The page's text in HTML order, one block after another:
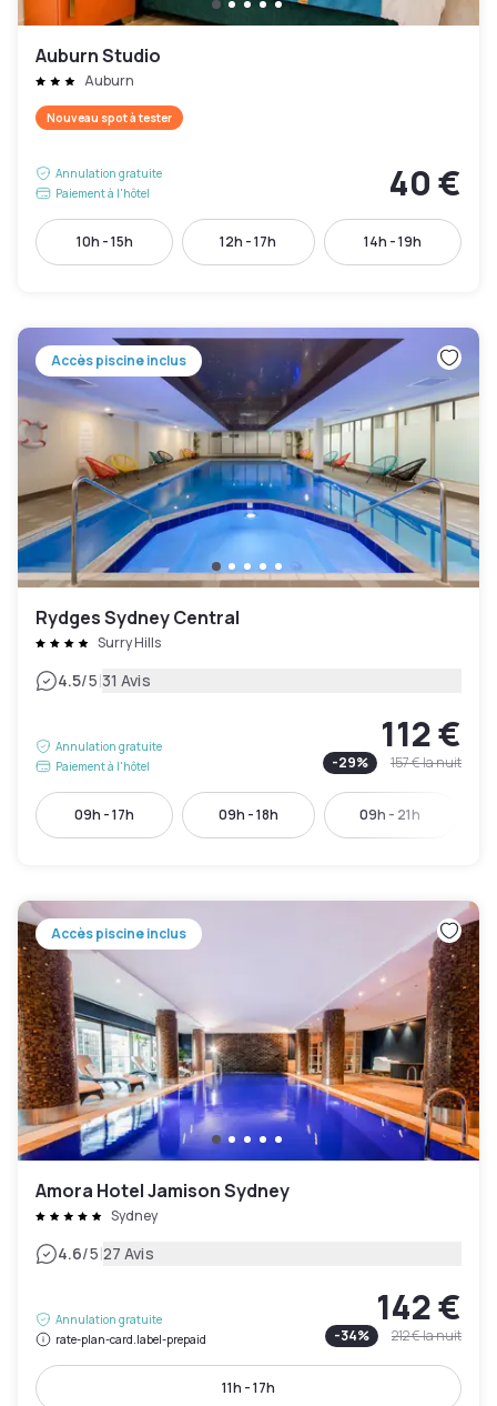
Auburn Studio
Auburn
Nouveau spot à tester
Annulation gratuite
Paiement à l'hôtel
40 €
10h - 15h 12h - 17h 14h - 19h
Accès piscine inclus
Rydges Sydney Central
Surry Hills
4.5/5|31 Avis
Annulation gratuite
Paiement à l'hôtel
112 €
-29% 157 €la nuit
09h - 17h 09h - 18h 09h - 21h
Accès piscine inclus
Amora Hotel Jamison Sydney
Sydney
4.6/5|27 Avis
Annulation gratuite
rate-plan-card.label-prepaid
142 €
-34% 212 €la nuit
11h - 17h